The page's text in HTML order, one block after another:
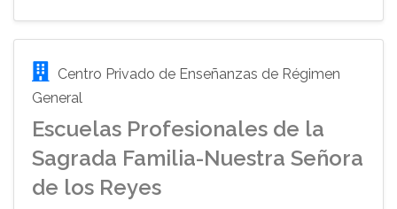
Centro Privado de Enseñanzas de Régimen
General
Escuelas Profesionales de la
Sagrada Familia-Nuestra Señora
de los Reyes